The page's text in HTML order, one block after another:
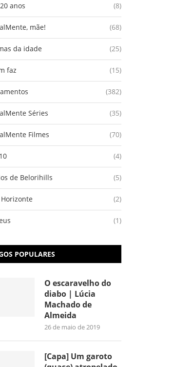
anos (8)
mãe! (68)
da idade (25)
faz (15)
(382)
Séries (35)
Filmes (70)
(4)
de Belorihills (5)
(2)
(1)
POPULARES
O escaravelho do
diabo | Lúcia
Machado de
Almeida
26 de maio de 2019
[Capa] Um garoto